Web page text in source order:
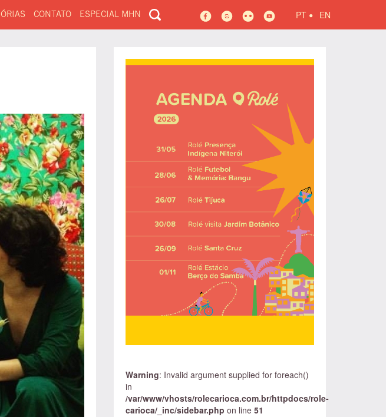
CONTATO ESPECIAL MHN PT • EN
Warning: Invalid argument supplied for foreach()
in
/var/www/vhosts/rolecarioca.com.br/httpdocs/role-
carioca/_inc/sidebar.php on line 51